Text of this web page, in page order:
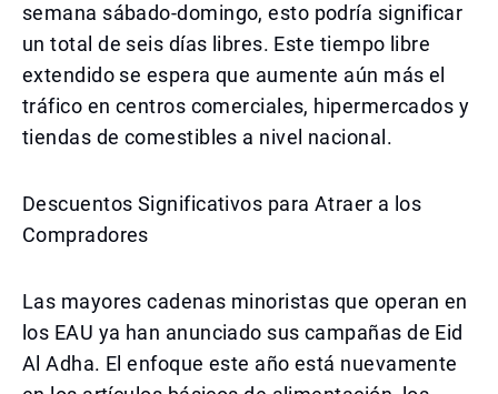
semana sábado-domingo, esto podría significar
un total de seis días libres. Este tiempo libre
extendido se espera que aumente aún más el
tráfico en centros comerciales, hipermercados y
tiendas de comestibles a nivel nacional.
Descuentos Significativos para Atraer a los
Compradores
Las mayores cadenas minoristas que operan en
los EAU ya han anunciado sus campañas de Eid
Al Adha. El enfoque este año está nuevamente